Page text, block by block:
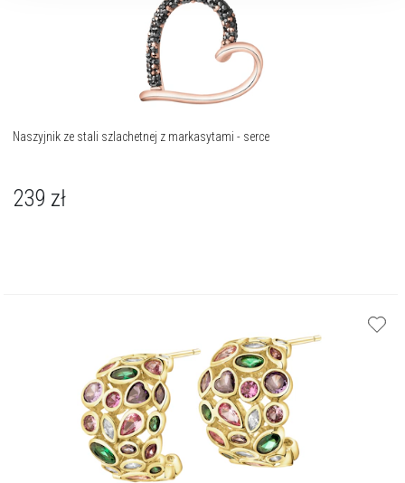
Naszyjnik ze stali szlachetnej z markasytami - serce
239 zł